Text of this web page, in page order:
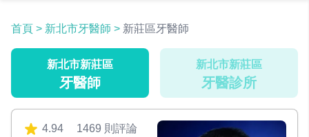
首頁 > 新北市牙醫師 > 新莊區牙醫師
新北市新莊區
牙醫師
新北市新莊區
牙醫診所
4.94 1469 則評論